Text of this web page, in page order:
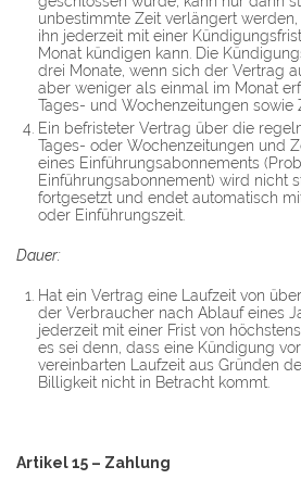
unbestimmte Zeit verlängert
ihn jederzeit mit einer
Monat kündigen kann. Die
drei Monate, wenn sich der Vertrag
aber weniger als einmal im Monat
Tages- und Wochenzeitungen sowie
Ein befristeter Vertrag über die
Tages- oder Wochenzeitungen und
eines Einführungsabonnements
Einführungsabonnement) wird nicht
fortgesetzt und endet automatisch
oder Einführungszeit.
Dauer:
Hat ein Vertrag eine Laufzeit von
der Verbraucher nach Ablauf eines
jederzeit mit einer Frist von
es sei denn, dass eine Kündigung
vereinbarten Laufzeit aus Gründen
Billigkeit nicht in Betracht kommt.
Artikel 15 – Zahlung